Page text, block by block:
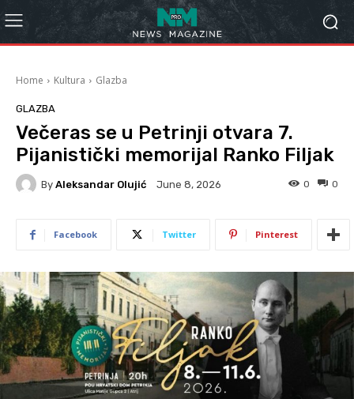
Home Kultura Glazba
GLAZBA
Večeras se u Petrinji otvara 7.
Pijanistički memorijal Ranko Filjak
By Aleksandar Olujić June 8, 2026 0
0
Facebook Twitter Pinterest